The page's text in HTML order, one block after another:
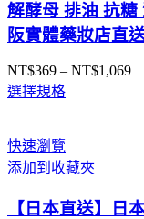
解酵母 排油 抗糖
阪實體藥妝店直
NT$369 – NT$1,069價
選擇規格
快速瀏覽
添加到收藏夾
【日本直送】日